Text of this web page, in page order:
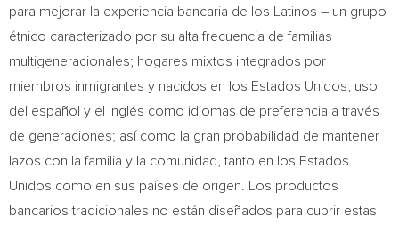
para mejorar la experiencia bancaria de los Latinos – un grupo
étnico caracterizado por su alta frecuencia de familias
multigeneracionales; hogares mixtos integrados por
miembros inmigrantes y nacidos en los Estados Unidos; uso
del español y el inglés como idiomas de preferencia a través
de generaciones; así como la gran probabilidad de mantener
lazos con la familia y la comunidad, tanto en los Estados
Unidos como en sus países de origen. Los productos
bancarios tradicionales no están diseñados para cubrir estas